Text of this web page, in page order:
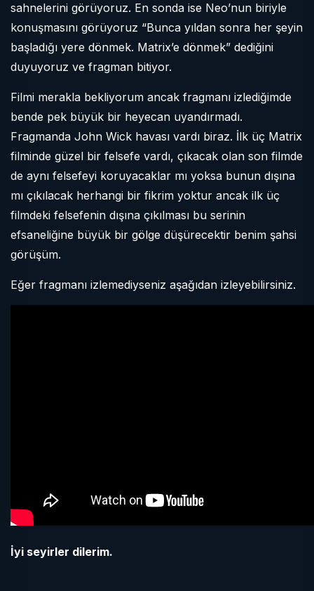
sahnelerini görüyoruz. En sonda ise Neo’nun biriyle
konuşmasını görüyoruz “Bunca yıldan sonra her şeyin
başladığı yere dönmek. Matrix’e dönmek” dediğini
duyuyoruz ve fragman bitiyor.
Filmi merakla bekliyorum ancak fragmanı izlediğimde
bende pek büyük bir heyecan uyandırmadı.
Fragmanda John Wick havası vardı biraz. İlk üç Matrix
filminde güzel bir felsefe vardı, çıkacak olan son filmde
de aynı felsefeyi koruyacaklar mı yoksa bunun dışına
mı çıkılacak herhangi bir fikrim yoktur ancak ilk üç
filmdeki felsefenin dışına çıkılması bu serinin
efsaneliğine büyük bir gölge düşürecektir benim şahsi
görüşüm.
Eğer fragmanı izlemediyseniz aşağıdan izleyebilirsiniz.
İyi seyirler dilerim.